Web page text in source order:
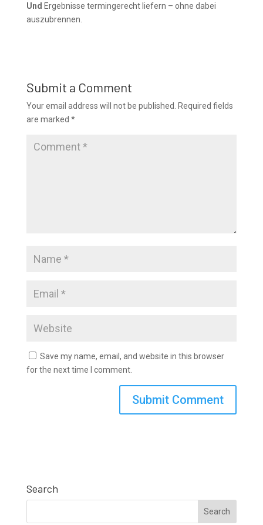
Und Ergebnisse termingerecht liefern – ohne dabei
auszubrennen.
Submit a Comment
Your email address will not be published. Required fields
are marked *
Save my name, email, and website in this browser
for the next time I comment.
Search